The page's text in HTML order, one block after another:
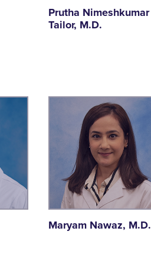
Prutha Nimeshkumar
Tailor, M.D.
Maryam Nawaz, M.D.